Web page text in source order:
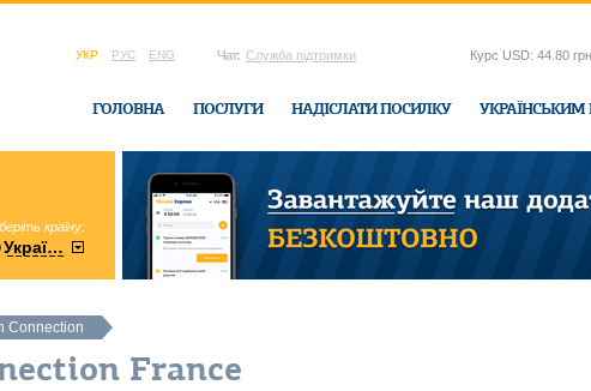
УКР РУС ENG Чат: Служба підтримки
ГОЛОВНА ПОСЛУГИ НАДІСЛАТИ ПОСИЛКУ УКРАЇНСЬКИМ
Курс USD: 44.80 грн
країну:
України
область:
Вінницька в офісі Ukraine-Express
Connection
France